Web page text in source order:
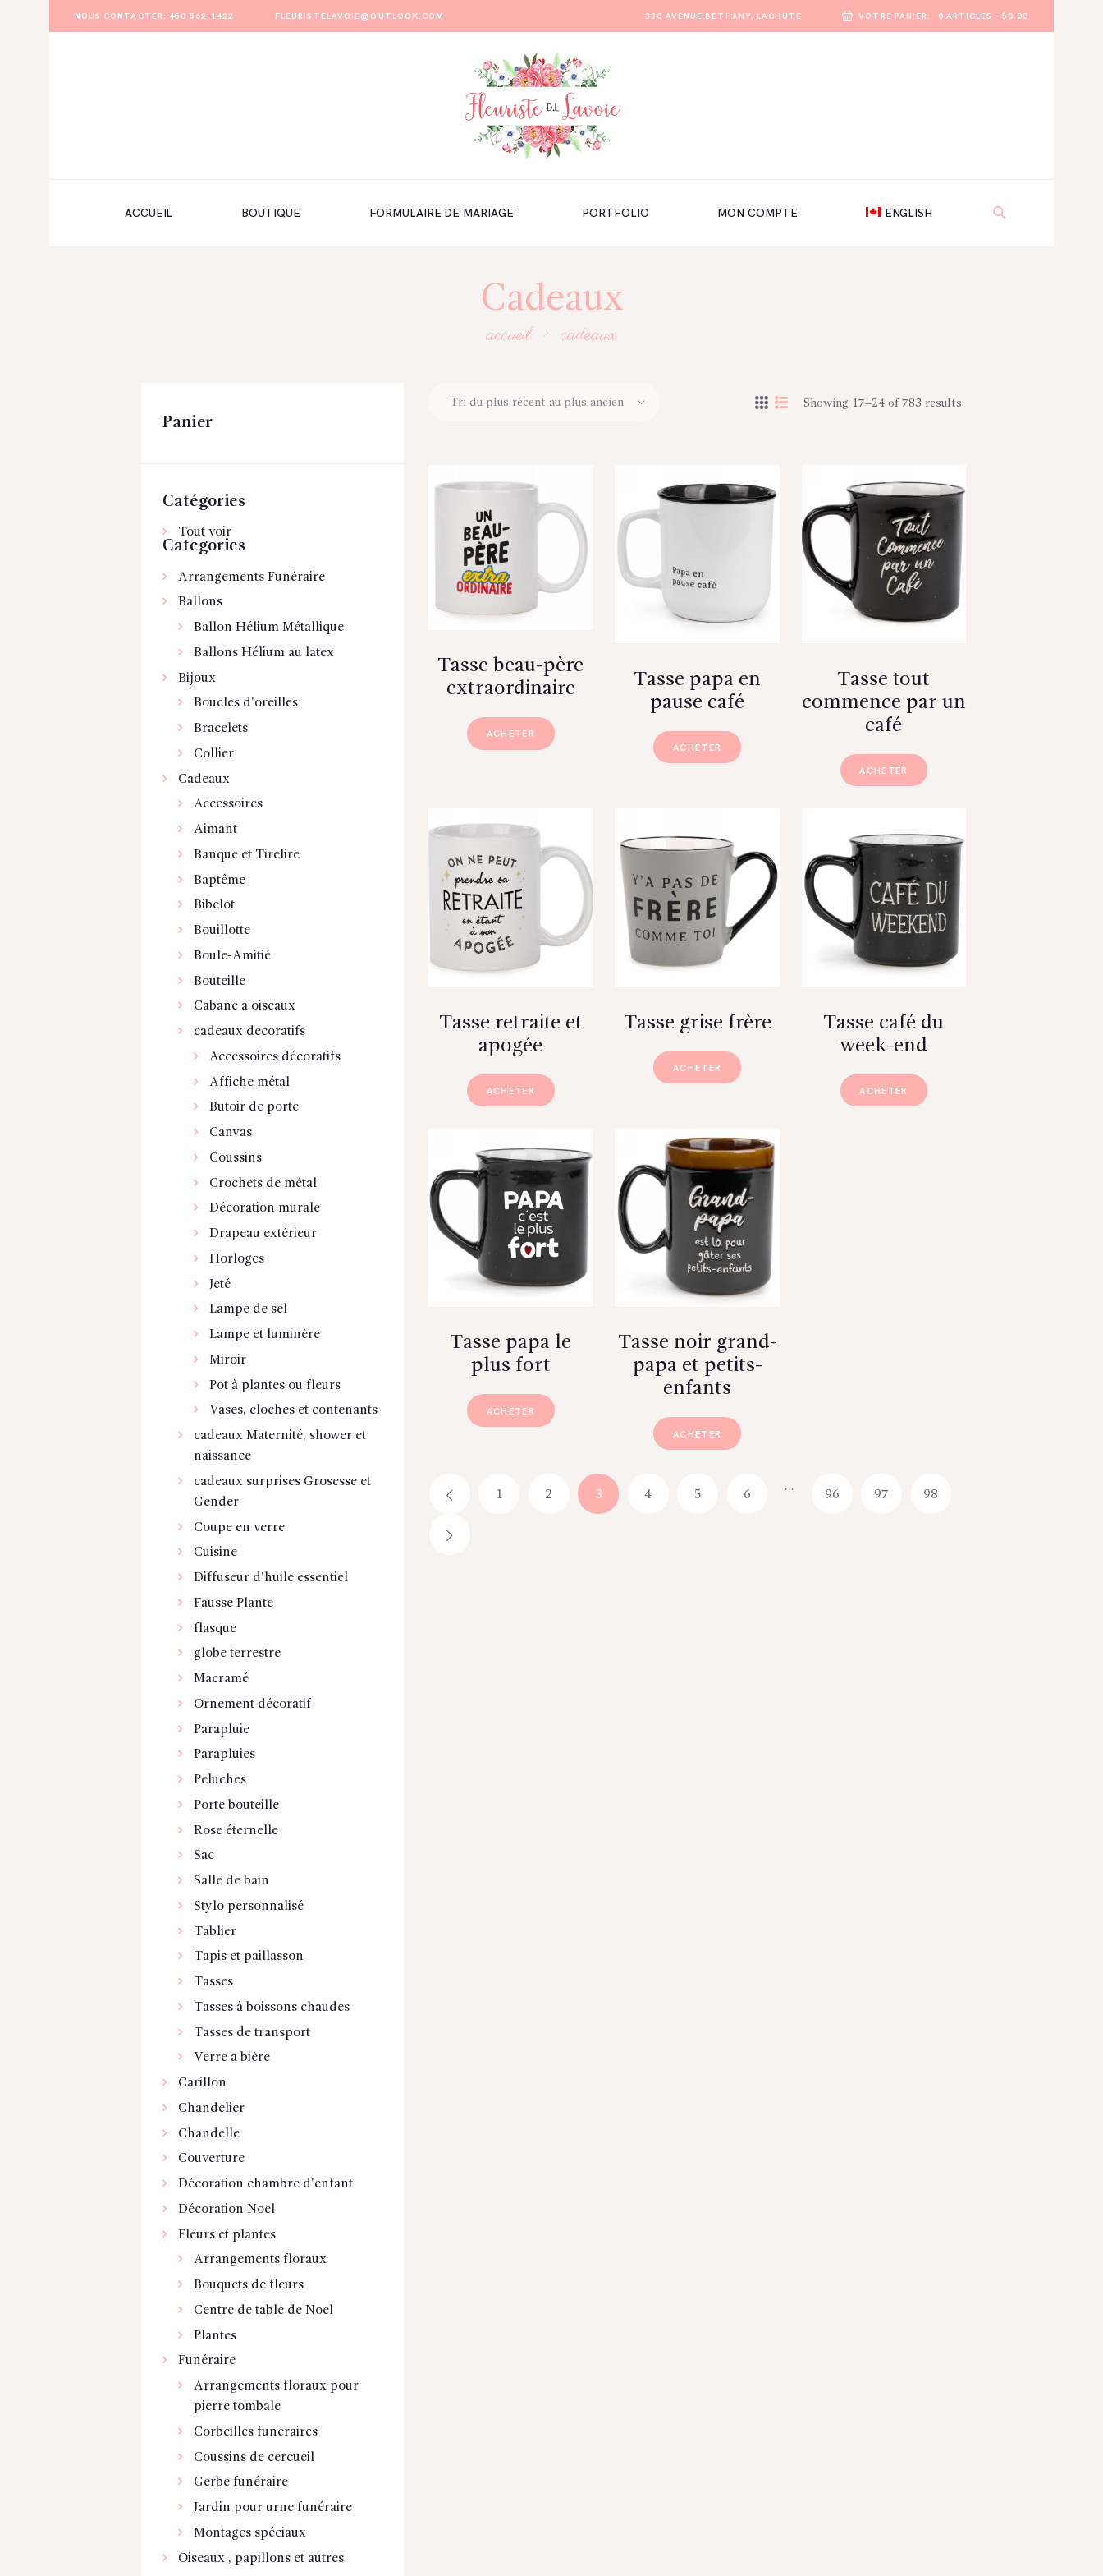
NOUS CONTACTER: 450 562-1422 FLEURISTELAVOIE@OUTLOOK.COM 330 AVENUE BETHANY, LACHUTE VOTRE PANIER: 0 ARTICLES - $0.00
ACCUEIL BOUTIQUE FORMULAIRE DE MARIAGE PORTFOLIO MON COMPTE ENGLISH
Cadeaux
accueil cadeaux
Showing 17–24 of 783 results
Tasse beau-père
extraordinaire
ACHETER
Tasse papa en
pause café
ACHETER
Tasse tout
commence par un
café
ACHETER
Tasse retraite et
apogée
ACHETER
Tasse grise frère
ACHETER
Tasse café du
week-end
ACHETER
Tasse papa le
plus fort
ACHETER
Tasse noir grand-
papa et petits-
enfants
ACHETER
1 2 3 4 5 6
…
96 97 98
Panier
Catégories
Tout voir
Categories
Arrangements Funéraire
Ballons
Ballon Hélium Métallique
Ballons Hélium au latex
Bijoux
Boucles d'oreilles
Bracelets
Collier
Cadeaux
Accessoires
Aimant
Banque et Tirelire
Baptême
Bibelot
Bouillotte
Boule-Amitié
Bouteille
Cabane a oiseaux
cadeaux decoratifs
Accessoires décoratifs
Affiche métal
Butoir de porte
Canvas
Coussins
Crochets de métal
Décoration murale
Drapeau extérieur
Horloges
Jeté
Lampe de sel
Lampe et luminère
Miroir
Pot à plantes ou fleurs
Vases, cloches et contenants
cadeaux Maternité, shower et
naissance
cadeaux surprises Grosesse et
Gender
Coupe en verre
Cuisine
Diffuseur d'huile essentiel
Fausse Plante
flasque
globe terrestre
Macramé
Ornement décoratif
Parapluie
Parapluies
Peluches
Porte bouteille
Rose éternelle
Sac
Salle de bain
Stylo personnalisé
Tablier
Tapis et paillasson
Tasses
Tasses à boissons chaudes
Tasses de transport
Verre a bière
Carillon
Chandelier
Chandelle
Couverture
Décoration chambre d'enfant
Décoration Noel
Fleurs et plantes
Arrangements floraux
Bouquets de fleurs
Centre de table de Noel
Plantes
Funéraire
Arrangements floraux pour
pierre tombale
Corbeilles funéraires
Coussins de cercueil
Gerbe funéraire
Jardin pour urne funéraire
Montages spéciaux
Oiseaux , papillons et autres